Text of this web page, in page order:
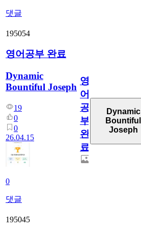
댓글
195054
영어공부 완료
Dynamic
Bountiful Joseph
19
0
0
26.04.15
0
댓글
영
어
공
부
완
료
Dynamic
Bountiful
Joseph
195045